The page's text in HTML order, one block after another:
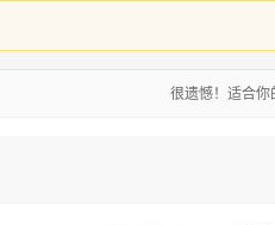
很遗憾！适合